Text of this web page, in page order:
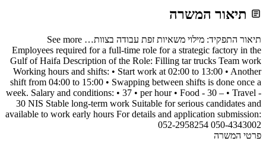
תיאור המשרה
תיאור התפקיד: מילוי משאיות זפת עבודה בצוות… See more
Employees required for a full-time role for a strategic factory in the
Gulf of Haifa Description of the Role: Filling tar trucks Team work
Working hours and shifts: • Start work at 02:00 to 13:00 • Another
shift from 04:00 to 15:00 • Swapping between shifts is done once a
week. Salary and conditions: • 37 • per hour • Food - 30 – • Travel -
30 NIS Stable long-term work Suitable for serious candidates and
available to work early hours For details and application submission:
052-2958254 050-4343002
פרטי המשרה